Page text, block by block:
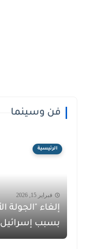
فن وسينما
الرئيسية
فبراير 15, 2026
بسبب إسرائيل